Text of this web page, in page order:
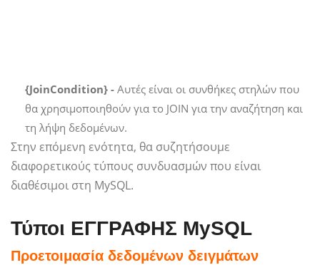
{JoinCondition} - Αυτές είναι οι συνθήκες στηλών που
θα χρησιμοποιηθούν για το JOIN για την αναζήτηση και
τη λήψη δεδομένων.
Στην επόμενη ενότητα, θα συζητήσουμε
διαφορετικούς τύπους συνδυασμών που είναι
διαθέσιμοι στη MySQL.
Τύποι ΕΓΓΡΑΦΗΣ MySQL
Προετοιμασία δεδομένων δειγμάτων